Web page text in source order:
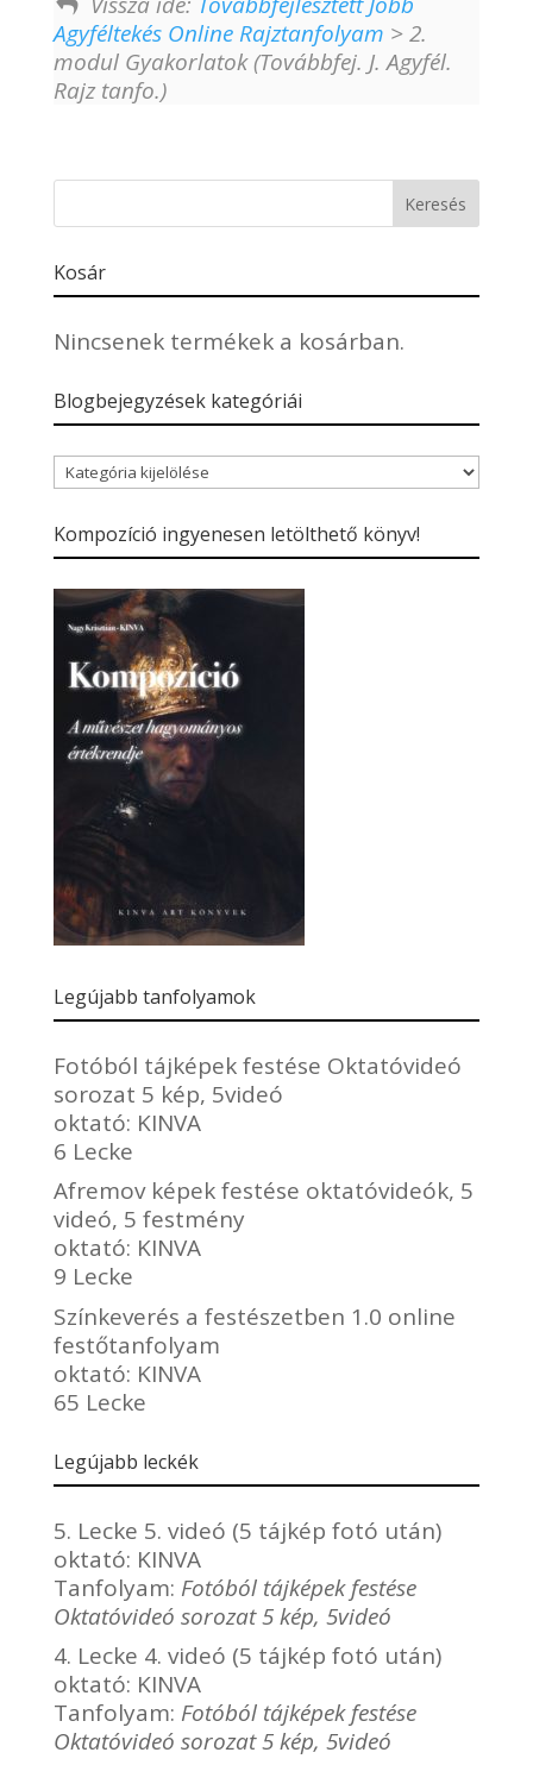
Agyféltekés Online Rajztanfolyam > 2.
modul Gyakorlatok (Továbbfej. J. Agyfél.
Rajz tanfo.)
Kosár
Nincsenek termékek a kosárban.
Blogbejegyzések kategóriái
Blogbejegyzések
kategóriái
Kompozíció ingyenesen letölthető könyv!
Legújabb tanfolyamok
Fotóból tájképek festése Oktatóvideó
sorozat 5 kép, 5videó
oktató: KINVA
6 Lecke
Afremov képek festése oktatóvideók, 5
videó, 5 festmény
oktató: KINVA
9 Lecke
Színkeverés a festészetben 1.0 online
festőtanfolyam
oktató: KINVA
65 Lecke
Legújabb leckék
5. Lecke 5. videó (5 tájkép fotó után)
oktató: KINVA
Tanfolyam: Fotóból tájképek festése
Oktatóvideó sorozat 5 kép, 5videó
4. Lecke 4. videó (5 tájkép fotó után)
oktató: KINVA
Tanfolyam: Fotóból tájképek festése
Oktatóvideó sorozat 5 kép, 5videó